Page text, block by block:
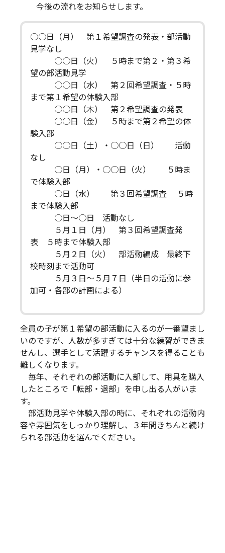
今後の流れをお知らせします。
○○日（月） 第１希望調査の発表・部活動
見学なし
○○日（火） ５時まで第２・第３希
望の部活動見学
○○日（水） 第２回希望調査・５時
まで第１希望の体験入部
○○日（木） 第２希望調査の発表
○○日（金） ５時まで第２希望の体
験入部
○○日（土）・○○日（日） 活動
なし
○日（月）・○○日（火） ５時ま
で体験入部
○日（水） 第３回希望調査 ５時
まで体験入部
○日～○日 活動なし
５月１日（月） 第３回希望調査発
表 ５時まで体験入部
５月２日（火） 部活動編成 最終下
校時刻まで活動可
５月３日～５月７日（半日の活動に参
加可・各部の計画による）
全員の子が第１希望の部活動に入るのが一番望まし
いのですが、人数が多すぎては十分な練習ができま
せんし、選手として活躍するチャンスを得ることも
難しくなります。
毎年、それぞれの部活動に入部して、用具を購入
したところで「転部・退部」を申し出る人がいま
す。
部活動見学や体験入部の時に、それぞれの活動内
容や雰囲気をしっかり理解し、３年間きちんと続け
られる部活動を選んでください。